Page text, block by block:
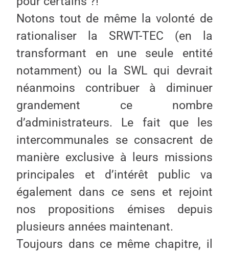
Notons tout de même la volonté de
rationaliser la SRWT-TEC (en la
transformant en une seule entité
notamment) ou la SWL qui devrait
néanmoins contribuer à diminuer
grandement ce nombre
d’administrateurs. Le fait que les
intercommunales se consacrent de
manière exclusive à leurs missions
principales et d’intérêt public va
également dans ce sens et rejoint
nos propositions émises depuis
plusieurs années maintenant.
Toujours dans ce même chapitre, il